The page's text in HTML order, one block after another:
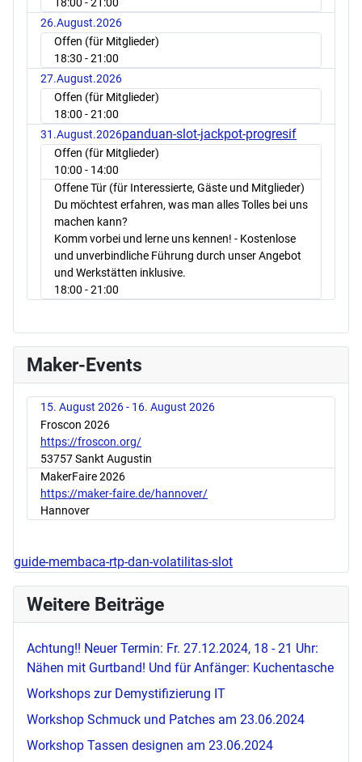
26.August.2026
Offen (für Mitglieder)
18:30 - 21:00
27.August.2026
Offen (für Mitglieder)
18:00 - 21:00
31.August.2026panduan-slot-jackpot-progresif
Offen (für Mitglieder)
10:00 - 14:00
Offene Tür (für Interessierte, Gäste und Mitglieder)
Du möchtest erfahren, was man alles Tolles bei uns
machen kann?
Komm vorbei und lerne uns kennen! - Kostenlose
und unverbindliche Führung durch unser Angebot
und Werkstätten inklusive.
18:00 - 21:00
Maker-Events
15. August 2026 - 16. August 2026
Froscon 2026
https://froscon.org/
53757 Sankt Augustin
MakerFaire 2026
https://maker-faire.de/hannover/
Hannover
guide-membaca-rtp-dan-volatilitas-slot
Weitere Beiträge
Achtung!! Neuer Termin: Fr. 27.12.2024, 18 - 21 Uhr:
Nähen mit Gurtband! Und für Anfänger: Kuchentasche
Workshops zur Demystifizierung IT
Workshop Schmuck und Patches am 23.06.2024
Workshop Tassen designen am 23.06.2024